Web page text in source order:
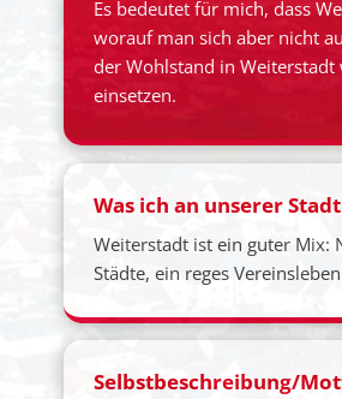
Es bedeutet für mich, dass
worauf man sich aber nicht
der Wohlstand in
einsetzen.
Was ich an unserer
Weiterstadt ist ein guter Mix:
Städte, ein reges
Selbstbeschreibung/